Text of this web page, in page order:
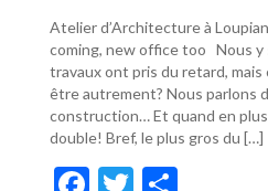
Atelier d’Architecture à
coming, new office too Nous y
travaux ont pris du retard,
être autrement? Nous parlons
construction… Et quand en
double! Bref, le plus gros du […]